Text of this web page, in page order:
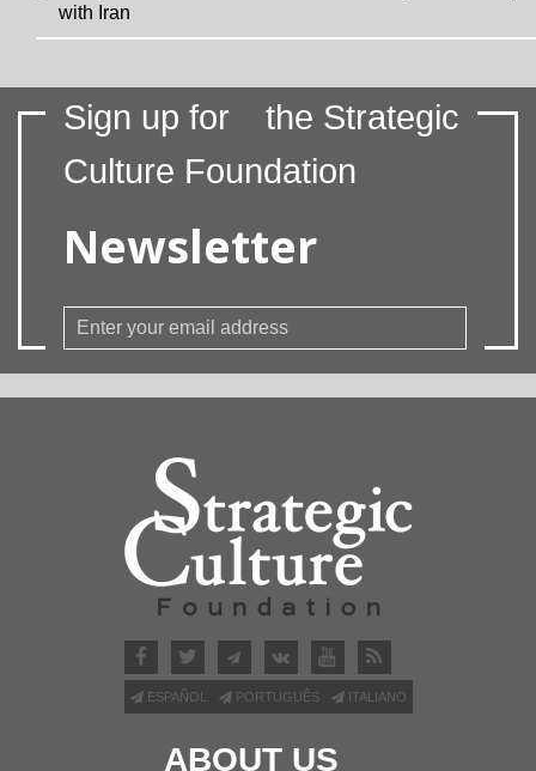
with Iran
Sign up for
the Strategic
Culture Foundation
Newsletter
ESPAÑOL PORTUGUÊS ITALIANO
ABOUT US